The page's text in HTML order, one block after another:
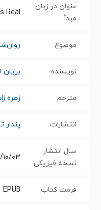
عنوان در زبان
مبدأ
Real
موضوع
نویسنده
مترجم زهره
انتشارات پندار
سال انتشار
نسخه فیزیکی
۱۳۹۶/
فرمت کتاب EPUB